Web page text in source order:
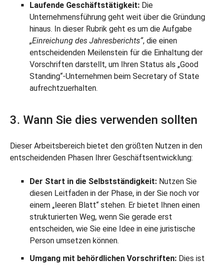
Laufende Geschäftstätigkeit: Die
Unternehmensführung geht weit über die Gründung
hinaus. In dieser Rubrik geht es um die Aufgabe
„Einreichung des Jahresberichts“, die einen
entscheidenden Meilenstein für die Einhaltung der
Vorschriften darstellt, um Ihren Status als „Good
Standing“-Unternehmen beim Secretary of State
aufrechtzuerhalten.
3. Wann Sie dies verwenden sollten
Dieser Arbeitsbereich bietet den größten Nutzen in den
entscheidenden Phasen Ihrer Geschäftsentwicklung:
Der Start in die Selbstständigkeit: Nutzen Sie
diesen Leitfaden in der Phase, in der Sie noch vor
einem „leeren Blatt“ stehen. Er bietet Ihnen einen
strukturierten Weg, wenn Sie gerade erst
entscheiden, wie Sie eine Idee in eine juristische
Person umsetzen können.
Umgang mit behördlichen Vorschriften: Dies ist